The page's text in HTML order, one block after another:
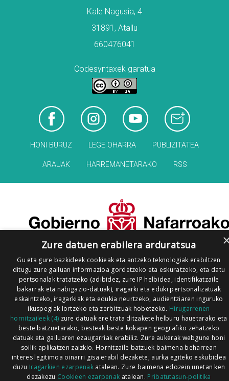
Kale Nagusia, 4
31891, Atallu
660476041
Codesyntaxek garatua
HONI BURUZ LEGE OHARRA PUBLIZITATEA
ARAUAK HARREMANETARAKO RSS
Zure datuen erabilera arduratsua
Gu eta gure bazkideek cookieak eta antzeko teknologiak erabiltzen
ditugu zure gailuan informazioa gordetzeko eta eskuratzeko, eta datu
pertsonalak tratatzeko (adibidez, zure IP helbidea, identifikatzaile
bakarrak eta nabigazio-datuak), iragarki eta eduki pertsonalizatuak
eskaintzeko, iragarkiak eta edukia neurtzeko, audientziaren inguruko
ikuspegiak lortzeko eta zerbitzuak hobetzeko. Hirugarrenen
hornitzaileek (4) zure datuak ere trata ditzakete helburu hauetarako eta
beste batzuetarako, besteak beste kokapen geografiko zehatzeko
datuak eta gailuaren ezaugarriak erabiliz. Zure aukerak webgune honi
soilik aplikatzen zaizkio. Hornitzaile batzuek baimena beharrean
interes legitimoa oinarri gisa erabil dezakete; aurka egiteko eskubidea
duzu Iragarkien ezarpenak atalean. Zure baimena edozein unetan ken
dezakezu Cookieen ezarpenak atalean. Pribatutasun-politika